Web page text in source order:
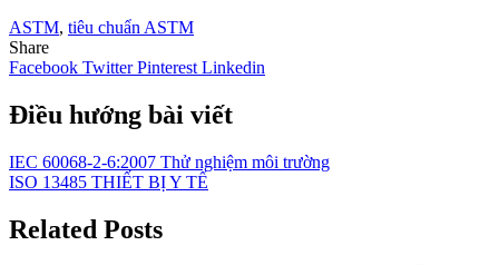
ASTM, tiêu chuẩn ASTM
Share
Facebook TwitterPinterest Linkedin
Điều hướng bài viết
IEC 60068-2-6:2007 Thử nghiệm môi trường
ISO 13485 THIẾT BỊ Y TẾ
Related Posts